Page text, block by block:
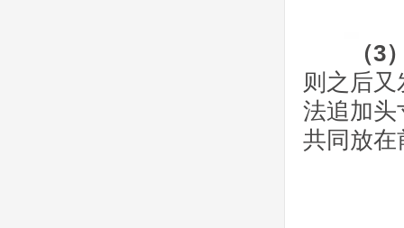
（3）
则之后
法追加头
共同放在